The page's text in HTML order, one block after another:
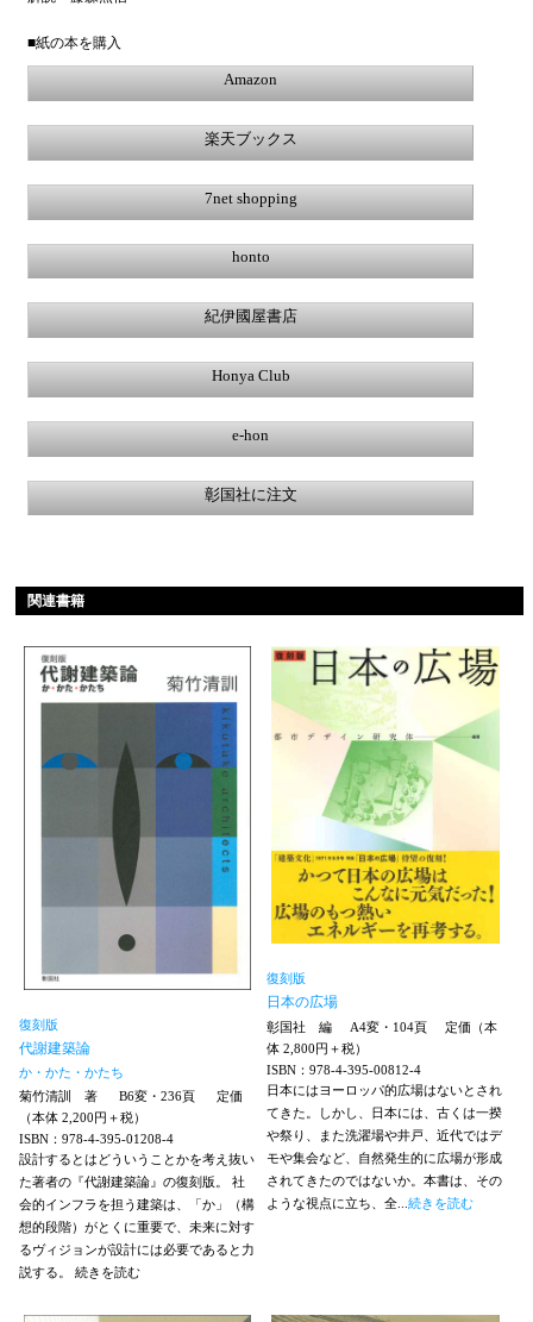
■紙の本を購入
Amazon
楽天ブックス
7net shopping
honto
紀伊國屋書店
Honya Club
e-hon
彰国社に注文
関連書籍
復刻版
代謝建築論
か・かた・かたち
菊竹清訓 著
B6変・236頁
定価
（本体 2,200円＋税）
ISBN：978-4-395-01208-4
設計するとはどういうことかを考え抜い
た著者の『代謝建築論』の復刻版。 社
会的インフラを担う建築は、「か」（構
想的段階）がとくに重要で、未来に対す
るヴィジョンが設計には必要であると力
説する。 続きを読む
復刻版
日本の広場
彰国社 編 A4変・104頁
定価（本
体 2,800円＋税）
ISBN：978-4-395-00812-4
日本にはヨーロッパ的広場はないとされ
てきた。しかし、日本には、古くは一揆
や祭り、また洗濯場や井戸、近代ではデ
モや集会など、自然発生的に広場が形成
されてきたのではないか。本書は、その
ような視点に立ち、全... 続きを読む